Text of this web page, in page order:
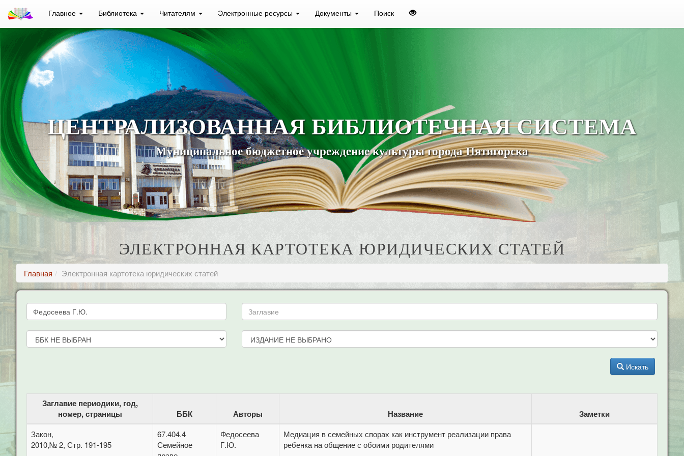
Главное Библиотека Читателям Электронные ресурсы Документы Поиск
ЦЕНТРАЛИЗОВАННАЯ БИБЛИОТЕЧНАЯ СИСТЕМА
Муниципальное бюджетное учреждение культуры города Пятигорска
ЭЛЕКТРОННАЯ КАРТОТЕКА ЮРИДИЧЕСКИХ СТАТЕЙ
Главная Электронная картотека юридических статей
Искать
Заглавие периодики, год,
номер, страницы
ББК Авторы Название Заметки
Закон,
2010,№ 2, Стр. 191-195
67.404.4
Семейное
Федосеева
Г.Ю.
Медиация в семейных спорах как инструмент реализации права
ребенка на общение с обоими родителями